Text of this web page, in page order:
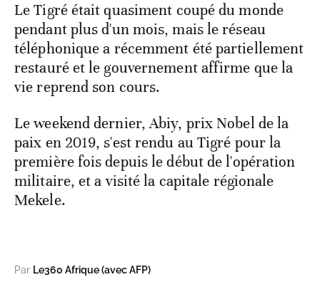
Le Tigré était quasiment coupé du monde
pendant plus d'un mois, mais le réseau
téléphonique a récemment été partiellement
restauré et le gouvernement affirme que la
vie reprend son cours.
Le weekend dernier, Abiy, prix Nobel de la
paix en 2019, s'est rendu au Tigré pour la
première fois depuis le début de l'opération
militaire, et a visité la capitale régionale
Mekele.
Par Le360 Afrique (avec AFP)